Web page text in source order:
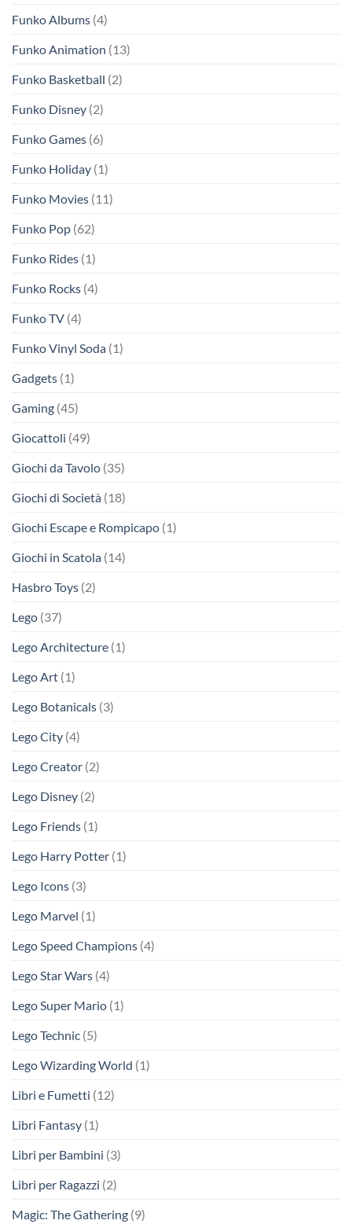
Funko Albums (4)
Funko Animation (13)
Funko Basketball (2)
Funko Disney (2)
Funko Games (6)
Funko Holiday (1)
Funko Movies (11)
Funko Pop (62)
Funko Rides (1)
Funko Rocks (4)
Funko TV (4)
Funko Vinyl Soda (1)
Gadgets (1)
Gaming (45)
Giocattoli (49)
Giochi da Tavolo (35)
Giochi di Società (18)
Giochi Escape e Rompicapo (1)
Giochi in Scatola (14)
Hasbro Toys (2)
Lego (37)
Lego Architecture (1)
Lego Art (1)
Lego Botanicals (3)
Lego City (4)
Lego Creator (2)
Lego Disney (2)
Lego Friends (1)
Lego Harry Potter (1)
Lego Icons (3)
Lego Marvel (1)
Lego Speed Champions (4)
Lego Star Wars (4)
Lego Super Mario (1)
Lego Technic (5)
Lego Wizarding World (1)
Libri e Fumetti (12)
Libri Fantasy (1)
Libri per Bambini (3)
Libri per Ragazzi (2)
Magic: The Gathering (9)